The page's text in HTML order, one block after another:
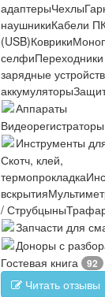
адаптерыЧехлы
наушникиКабели
(USB)Коврики
селфи
зарядные
аккумуляторы
Аппараты
Видеорегистраторы
Инструменты
Скотч, клей,
термопрокладка
вскрытия
/ Струбцыны
Запчасти для
Доноры с
Гостевая книга
92
Читать отзывы